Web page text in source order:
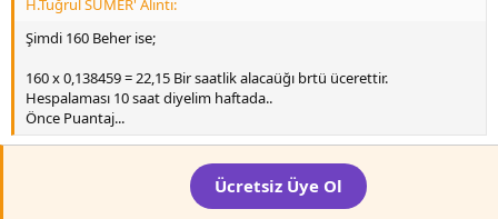
H.Tuğrul SÜMER' Alıntı:
Şimdi 160 Beher ise;
160 x 0,138459 = 22,15 Bir saatlik alacaüğı brtü ücerettir.
Hespalaması 10 saat diyelim haftada..
Önce Puantaj...
Ücretsiz Üye Ol